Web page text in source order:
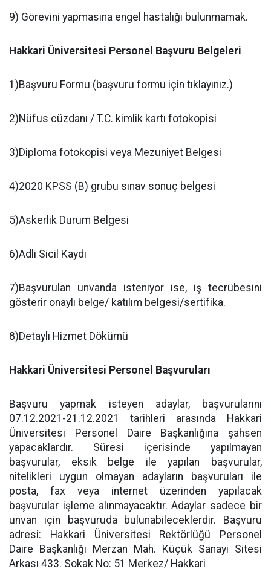
9) Görevini yapmasına engel hastalığı bulunmamak.
Hakkari Üniversitesi Personel Başvuru Belgeleri
1)Başvuru Formu (başvuru formu için tıklayınız.)
2)Nüfus cüzdanı / T.C. kimlik kartı fotokopisi
3)Diploma fotokopisi veya Mezuniyet Belgesi
4)2020 KPSS (B) grubu sınav sonuç belgesi
5)Askerlik Durum Belgesi
6)Adli Sicil Kaydı
7)Başvurulan unvanda isteniyor ise, iş tecrübesini
gösterir onaylı belge/ katılım belgesi/sertifika.
8)Detaylı Hizmet Dökümü
Hakkari Üniversitesi Personel Başvuruları
Başvuru yapmak isteyen adaylar, başvurularını
07.12.2021-21.12.2021 tarihleri arasında Hakkari
Üniversitesi Personel Daire Başkanlığına şahsen
yapacaklardır. Süresi içerisinde yapılmayan
başvurular, eksik belge ile yapılan başvurular,
nitelikleri uygun olmayan adayların başvuruları ile
posta, fax veya internet üzerinden yapılacak
başvurular işleme alınmayacaktır. Adaylar sadece bir
unvan için başvuruda bulunabileceklerdir. Başvuru
adresi: Hakkari Üniversitesi Rektörlüğü Personel
Daire Başkanlığı Merzan Mah. Küçük Sanayi Sitesi
Arkası 433. Sokak No: 51 Merkez/ Hakkari